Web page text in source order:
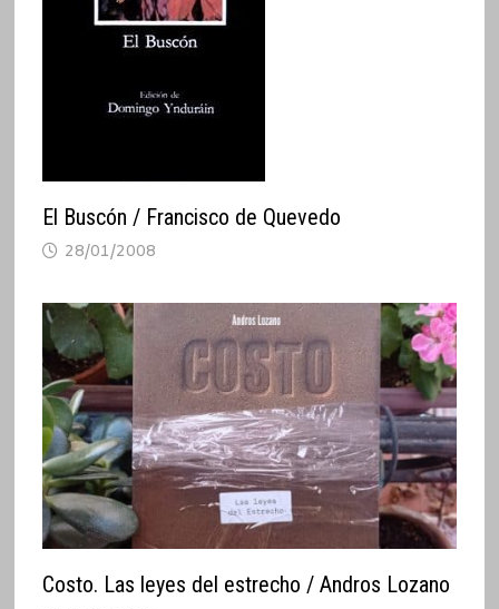
El Buscón / Francisco de Quevedo
28/01/2008
Costo. Las leyes del estrecho / Andros Lozano